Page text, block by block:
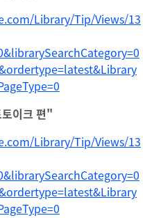
Library/Tip/Views/13
이크 편"
Library/Tip/Views/13